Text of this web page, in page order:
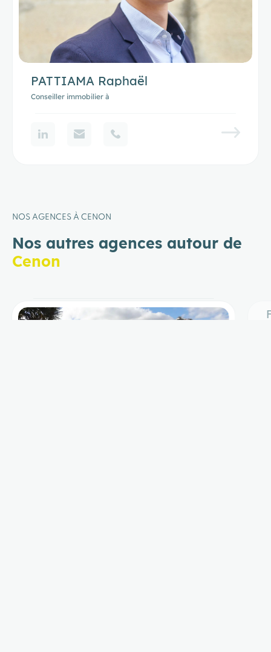
PATTIAMA Raphaël
Conseiller immobilier à
NOS AGENCES À CENON
Nos autres agences autour de
Cenon
Floirac